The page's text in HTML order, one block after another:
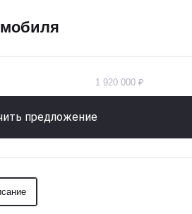
1 920 000 ₽
предложение